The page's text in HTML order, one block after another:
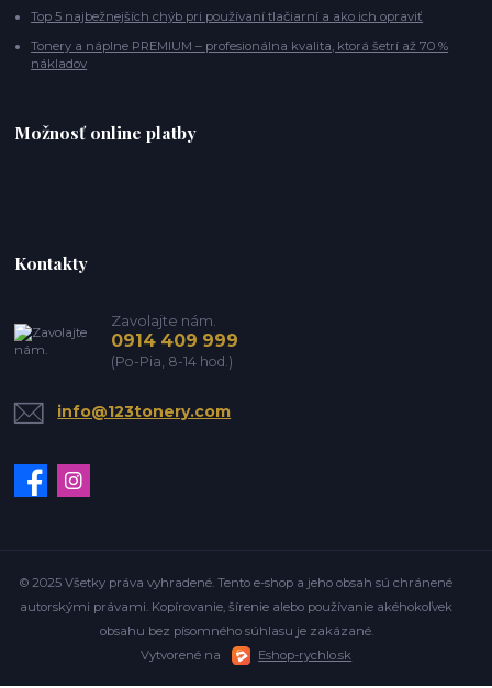
Top 5 najbežnejších chýb pri používaní tlačiarní a ako ich opraviť
Tonery a náplne PREMIUM – profesionálna kvalita, ktorá šetrí až 70 %
nákladov
Možnosť online platby
Kontakty
Zavolajte nám.
0914 409 999
(Po-Pia, 8-14 hod.)
info@123tonery.com
© 2025 Všetky práva vyhradené. Tento e-shop a jeho obsah sú chránené
autorskými právami. Kopírovanie, šírenie alebo používanie akéhokoľvek
obsahu bez písomného súhlasu je zakázané.
Vytvorené na
Eshop-rychlo.sk